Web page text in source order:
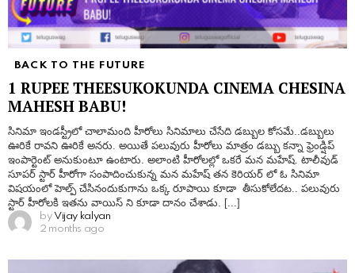
BACK TO THE FUTURE
1 RUPEE THEESUKOKUNDA CINEMA CHESINA
MAHESH BABU!
సినిమా ఇండస్ట్రీలో చాలామంది హీరోలు సినిమాలు చేసేది డబ్బుల కోసమే..డబ్బులు
ఊరికే రావని ఊరికే అనరు. అయితే పలువురు హీరోలు మాత్రం డబ్బు కన్నా ఫ్రెండ్షిప్
ఇంపార్టెంట్ అనుకుంటూ ఉంటారు. అలాంటి హీరోలల్లో ఒకరే మన మహేష్. టాలీవుడ్
సూపర్ స్టార్ హీరోగా సంపాదించుకున్న మన మహేష్ తన కెరియర్ లో ఓ సినిమా
విషయంలో హెల్ప్ చేసినందుకుగాను ఒక్క రూపాయి కూడా తీసుకోలేదట.. పలువురు
స్టార్ హీరోలకి ఇతను వాయిస్ ని కూడా దానం చేశాడు. [...]
by Vijay kalyan
2 months ago